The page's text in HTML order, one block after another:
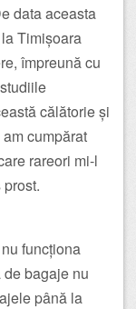
data aceasta
Timișoara
împreună cu
călătorie și
cumpărat
rareori mi-l
funcționa
bagaje nu
până la